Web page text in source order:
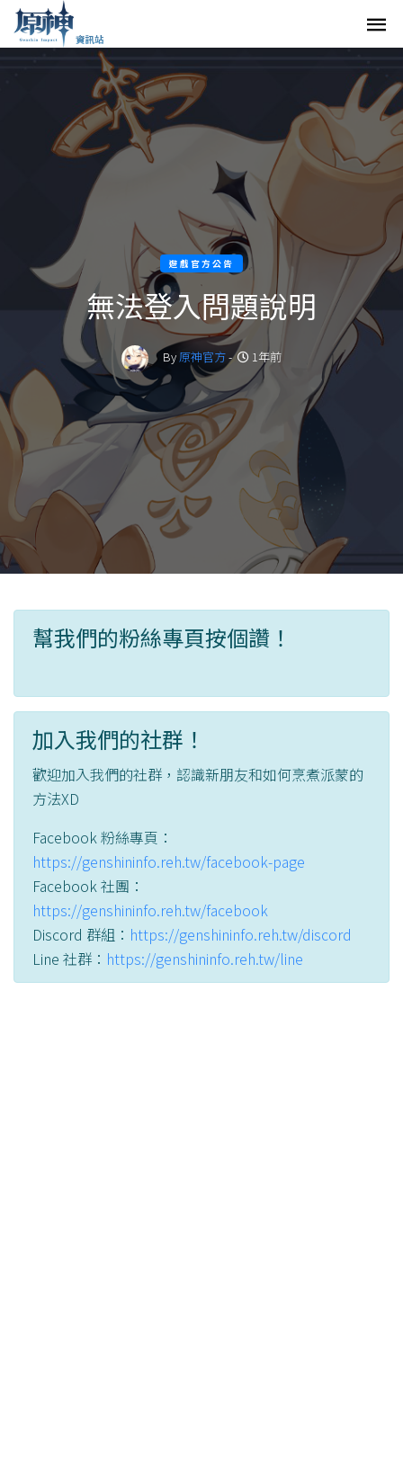
遊戲官方公告
無法登入問題說明
By原神官方- 1年前
幫我們的粉絲專頁按個讚！
加入我們的社群！
歡迎加入我們的社群，認識新朋友和如何烹煮派蒙的
方法XD
Facebook 粉絲專頁：
https://genshininfo.reh.tw/facebook-page
Facebook 社團：
https://genshininfo.reh.tw/facebook
Discord 群組： https://genshininfo.reh.tw/discord
Line 社群： https://genshininfo.reh.tw/line